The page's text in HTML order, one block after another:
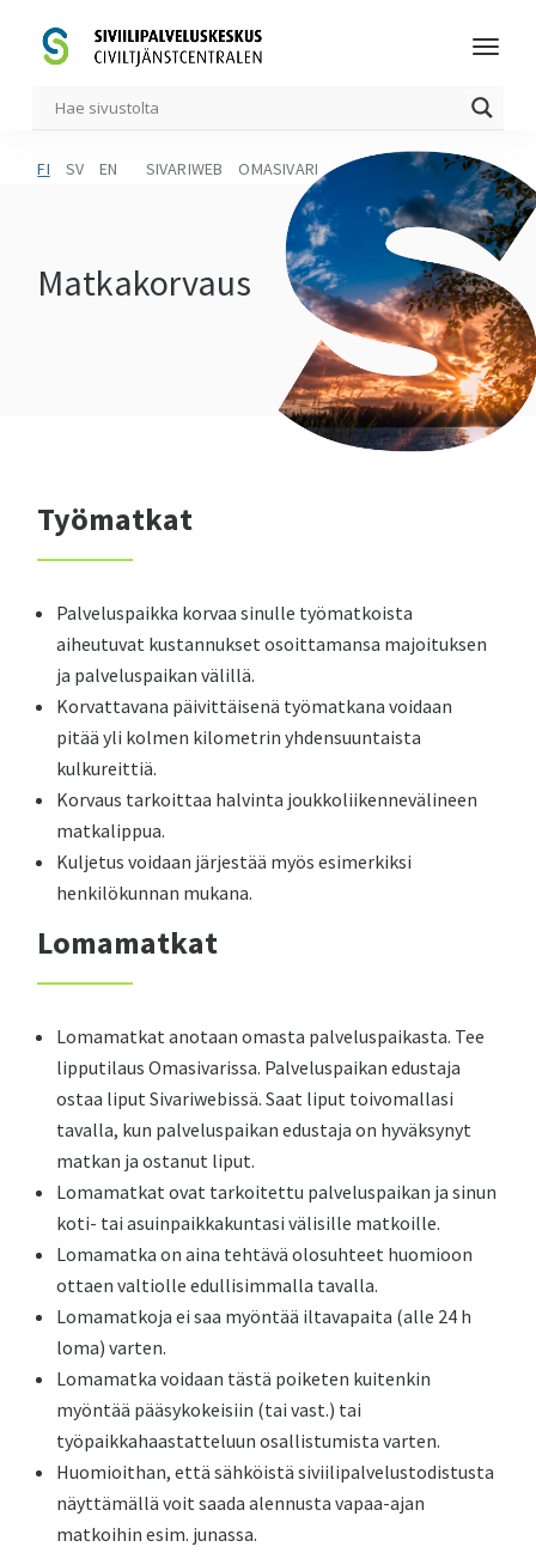
FI SV EN SIVARIWEB OMASIVARI
Matkakorvaus
Työmatkat
Palveluspaikka korvaa sinulle työmatkoista
aiheutuvat kustannukset osoittamansa majoituksen
ja palveluspaikan välillä.
Korvattavana päivittäisenä työmatkana voidaan
pitää yli kolmen kilometrin yhdensuuntaista
kulkureittiä.
Korvaus tarkoittaa halvinta joukkoliikennevälineen
matkalippua.
Kuljetus voidaan järjestää myös esimerkiksi
henkilökunnan mukana.
Lomamatkat
Lomamatkat anotaan omasta palveluspaikasta. Tee
lipputilaus Omasivarissa. Palveluspaikan edustaja
ostaa liput Sivariwebissä. Saat liput toivomallasi
tavalla, kun palveluspaikan edustaja on hyväksynyt
matkan ja ostanut liput.
Lomamatkat ovat tarkoitettu palveluspaikan ja sinun
koti- tai asuinpaikkakuntasi välisille matkoille.
Lomamatka on aina tehtävä olosuhteet huomioon
ottaen valtiolle edullisimmalla tavalla.
Lomamatkoja ei saa myöntää iltavapaita (alle 24 h
loma) varten.
Lomamatka voidaan tästä poiketen kuitenkin
myöntää pääsykokeisiin (tai vast.) tai
työpaikkahaastatteluun osallistumista varten.
Huomioithan, että sähköistä siviilipalvelustodistusta
näyttämällä voit saada alennusta vapaa-ajan
matkoihin esim. junassa.